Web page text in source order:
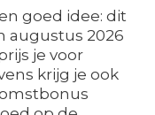
goed idee: dit
augustus 2026
je voor
krijg je ook